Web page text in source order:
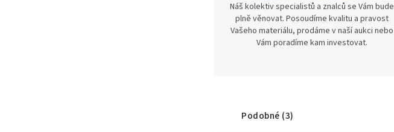
Náš kolektiv specialistů a znalců se Vám bude
plně věnovat. Posoudíme kvalitu a pravost
Vašeho materiálu, prodáme v naší aukci nebo
Vám poradíme kam investovat.
Podobné (3)